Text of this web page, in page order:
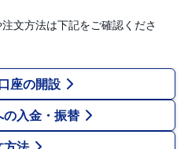
文方法は下記をご確認くださ
座の開設
入金・振替